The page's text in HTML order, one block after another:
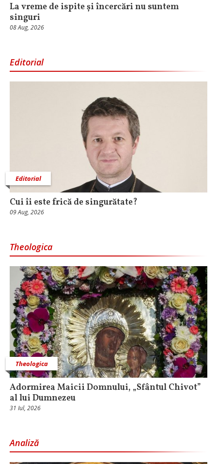
La vreme de ispite și încercări nu suntem
singuri
08 Aug, 2026
Editorial
Editorial
Cui îi este frică de singurătate?
09 Aug, 2026
Theologica
Theologica
Adormirea Maicii Domnului, „Sfântul Chivot”
al lui Dumnezeu
31 Iul, 2026
Analiză